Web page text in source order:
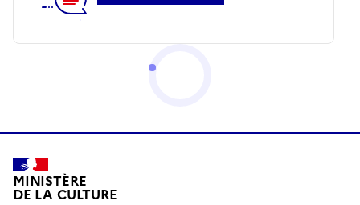
MINISTÈRE
DE LA CULTURE